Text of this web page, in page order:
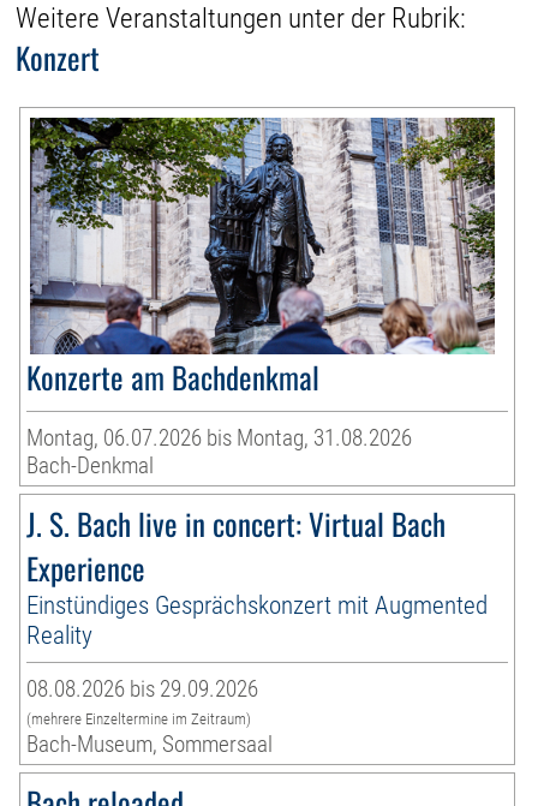
Weitere Veranstaltungen unter der Rubrik:
Konzert
Konzerte am Bachdenkmal
Montag, 06.07.2026 bis Montag, 31.08.2026
Bach-Denkmal
J. S. Bach live in concert: Virtual Bach
Experience
Einstündiges Gesprächskonzert mit Augmented
Reality
08.08.2026 bis 29.09.2026
(mehrere Einzeltermine im Zeitraum)
Bach-Museum, Sommersaal